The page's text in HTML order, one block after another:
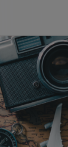
de los
europeos
funcionan,